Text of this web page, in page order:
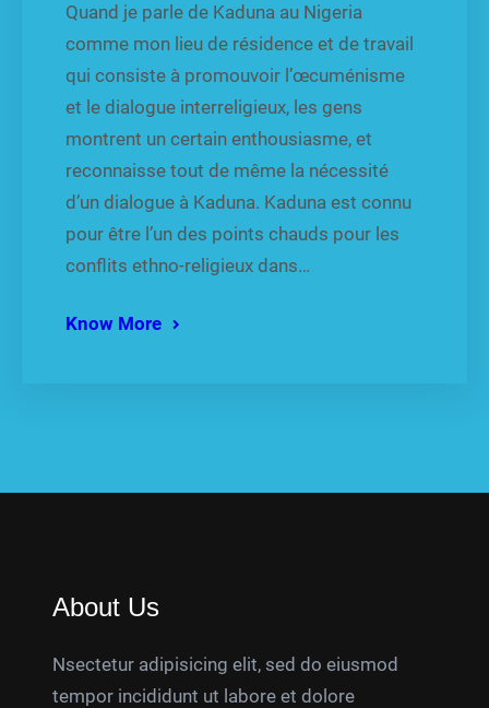
Quand je parle de Kaduna au Nigeria
comme mon lieu de résidence et de travail
qui consiste à promouvoir l’œcuménisme
et le dialogue interreligieux, les gens
montrent un certain enthousiasme, et
reconnaisse tout de même la nécessité
d’un dialogue à Kaduna. Kaduna est connu
pour être l’un des points chauds pour les
conflits ethno-religieux dans…
Know More
About Us
Nsectetur adipisicing elit, sed do eiusmod
tempor incididunt ut labore et dolore